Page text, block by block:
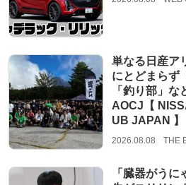
単なる日産ア
にとどまらず
「釣り部」
AOCJ【
UB JAPAN 】
2026.08.08 THE
「臓器がう